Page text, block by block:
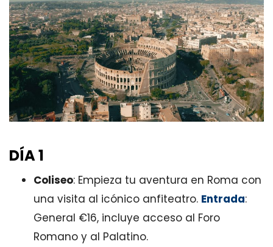
DÍA 1
Coliseo: Empieza tu aventura en Roma con
una visita al icónico anfiteatro. Entrada:
General €16, incluye acceso al Foro
Romano y al Palatino.